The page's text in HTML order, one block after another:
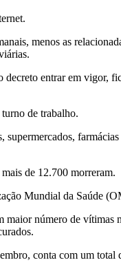
menos as
entrar em vigor,
de trabalho.
de 12.700 morreram.
Mundial da Saúde
número de
conta com um total